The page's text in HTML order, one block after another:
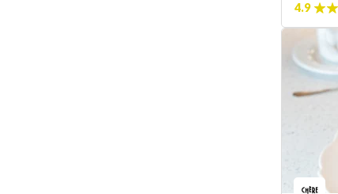
4.9